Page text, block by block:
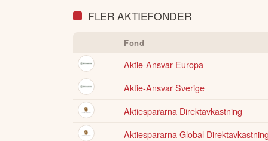
FLER AKTIEFONDER
Fond
Aktie-Ansvar Europa
Aktie-Ansvar Sverige
Aktiespararna Direktavkastning
Aktiespararna Global Direktavkastning